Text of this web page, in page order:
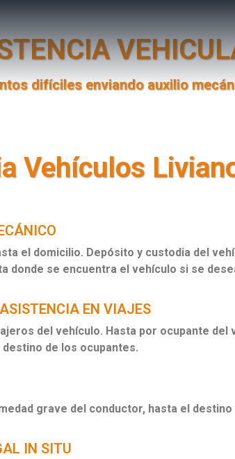
difíciles enviando auxilio
Vehículos
el domicilio. Depósito y custodia del
donde se encuentra el vehículo si se
EN VIAJES
del vehículo. Hasta por ocupante
de los ocupantes.
grave del conductor, hasta el
IN SITU